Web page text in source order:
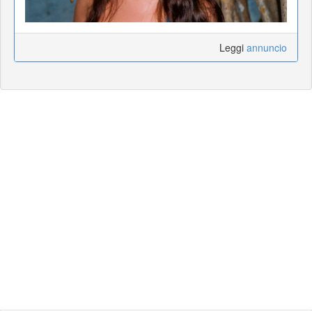
Leggi annuncio